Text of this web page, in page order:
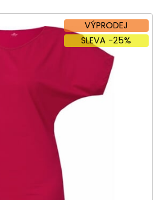
VÝPRODEJ
SLEVA -25%